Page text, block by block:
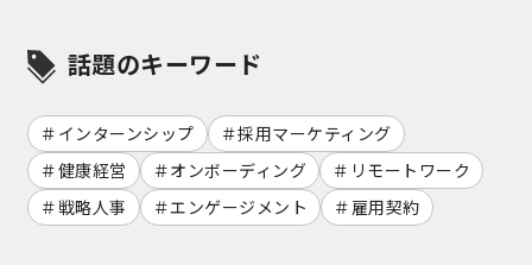
話題のキーワード
インターンシップ
採用マーケティング
健康経営
オンボーディング
リモートワーク
戦略人事
エンゲージメント 雇用契約